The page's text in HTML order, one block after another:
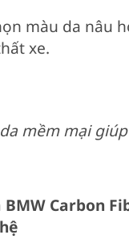
màu da nâu
xe.
mềm mại
Carbon